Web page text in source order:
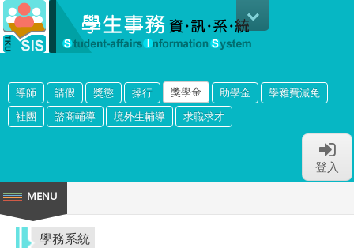
導師 請假 獎懲 操行 獎學金 助學金
學雜費減免
社團
諮商輔導 境外生輔導 求職求才
登入
學務系統